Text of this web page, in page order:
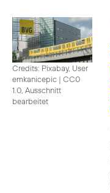
Credits: Pixabay, User
emkanicepic | CC0
1.0, Ausschnitt
bearbeitet